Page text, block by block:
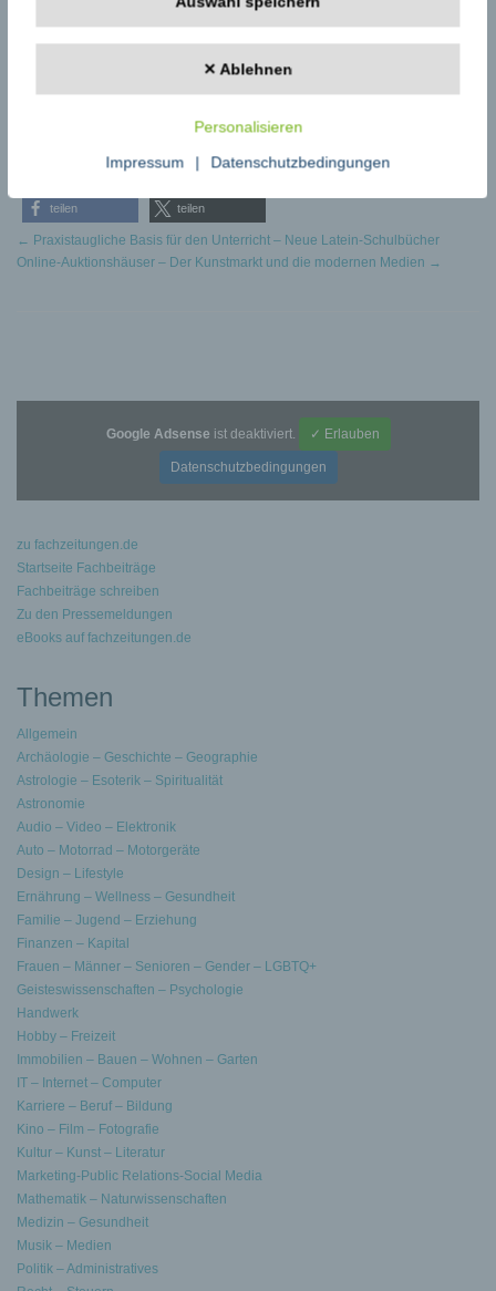
+49 30 54701821
teilen teilen
← Praxistaugliche Basis für den Unterricht – Neue Latein-Schulbücher
Online-Auktionshäuser – Der Kunstmarkt und die modernen Medien →
Google Adsense ist deaktiviert. ✓ Erlauben
Datenschutzbedingungen
zu fachzeitungen.de
Startseite Fachbeiträge
Fachbeiträge schreiben
Zu den Pressemeldungen
eBooks auf fachzeitungen.de
Themen
Allgemein
Archäologie – Geschichte – Geographie
Astrologie – Esoterik – Spiritualität
Astronomie
Audio – Video – Elektronik
Auto – Motorrad – Motorgeräte
Design – Lifestyle
Ernährung – Wellness – Gesundheit
Familie – Jugend – Erziehung
Finanzen – Kapital
Frauen – Männer – Senioren – Gender – LGBTQ+
Geisteswissenschaften – Psychologie
Handwerk
Hobby – Freizeit
Immobilien – Bauen – Wohnen – Garten
IT – Internet – Computer
Karriere – Beruf – Bildung
Kino – Film – Fotografie
Kultur – Kunst – Literatur
Marketing-Public Relations-Social Media
Mathematik – Naturwissenschaften
Medizin – Gesundheit
Musik – Medien
Politik – Administratives
✕ Ablehnen
Personalisieren
Impressum | Datenschutzbedingungen